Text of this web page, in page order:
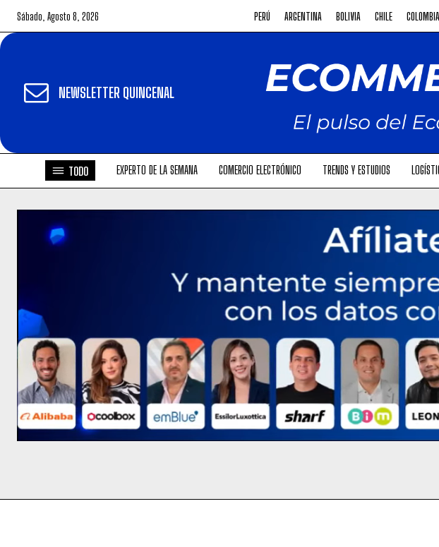
Sábado, Agosto 8, 2026 PERÚ ARGENTINA BOLIVIA CHILE COLOMBIA
NEWSLETTER QUINCENAL
TODO EXPERTO DE LA SEMANA COMERCIO ELECTRÓNICO TRENDS Y ESTUDIOS